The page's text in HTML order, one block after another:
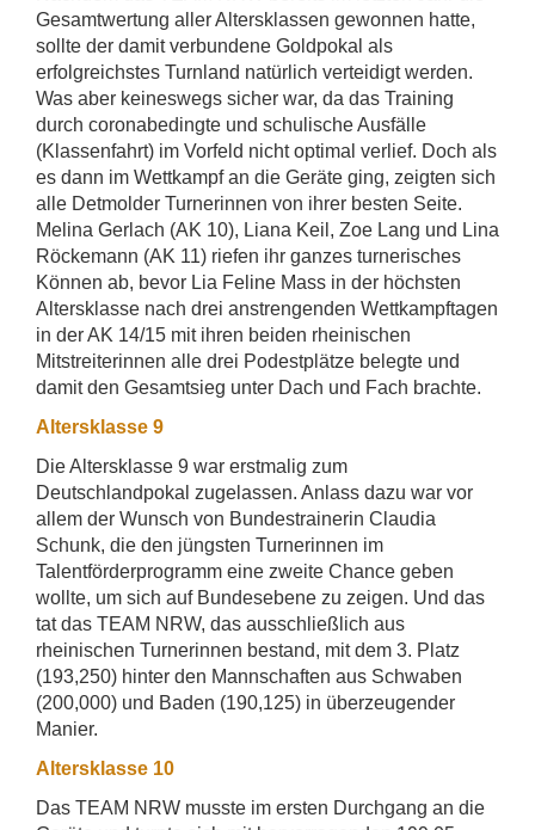
Gesamtwertung aller Altersklassen gewonnen hatte,
sollte der damit verbundene Goldpokal als
erfolgreichstes Turnland natürlich verteidigt werden.
Was aber keineswegs sicher war, da das Training
durch coronabedingte und schulische Ausfälle
(Klassenfahrt) im Vorfeld nicht optimal verlief. Doch als
es dann im Wettkampf an die Geräte ging, zeigten sich
alle Detmolder Turnerinnen von ihrer besten Seite.
Melina Gerlach (AK 10), Liana Keil, Zoe Lang und Lina
Röckemann (AK 11) riefen ihr ganzes turnerisches
Können ab, bevor Lia Feline Mass in der höchsten
Altersklasse nach drei anstrengenden Wettkampftagen
in der AK 14/15 mit ihren beiden rheinischen
Mitstreiterinnen alle drei Podestplätze belegte und
damit den Gesamtsieg unter Dach und Fach brachte.
Altersklasse 9
Die Altersklasse 9 war erstmalig zum
Deutschlandpokal zugelassen. Anlass dazu war vor
allem der Wunsch von Bundestrainerin Claudia
Schunk, die den jüngsten Turnerinnen im
Talentförderprogramm eine zweite Chance geben
wollte, um sich auf Bundesebene zu zeigen. Und das
tat das TEAM NRW, das ausschließlich aus
rheinischen Turnerinnen bestand, mit dem 3. Platz
(193,250) hinter den Mannschaften aus Schwaben
(200,000) und Baden (190,125) in überzeugender
Manier.
Altersklasse 10
Das TEAM NRW musste im ersten Durchgang an die